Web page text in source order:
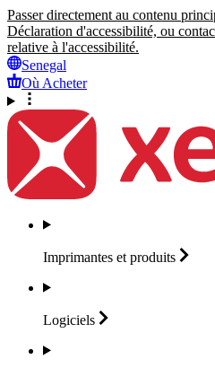
Passer directement au contenu
Déclaration d'accessibilité, ou
relative à l'accessibilité.
Senegal
Où Acheter
Imprimantes et produits
Logiciels